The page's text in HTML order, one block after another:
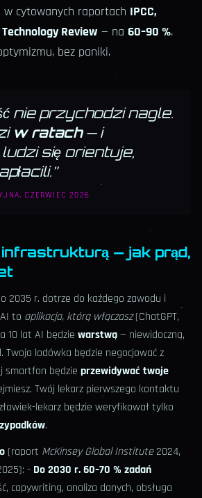
cytowanych raportach IPCC,
Review — na 60–90 %.
bez paniki.
nie przychodzi nagle.
w ratach— i
się orientuje,
”
CZERWIEC 2026
infrastrukturą — jak prąd,
2035 r. dotrze do każdego zawodu i
to aplikacja, którą włączasz(ChatGPT,
10 lat AI będzie warstwą— niewidoczną,
Twoja lodówka będzie negocjować z
smartfon będzie przewidywać twoje
Twój lekarz pierwszego kontaktu
lekarz będzie weryfikował tylko
.
(raport McKinsey Global Institute2024,
- Do 2030 r. 60–70 % zadań
copywriting, analiza danych, obsługa